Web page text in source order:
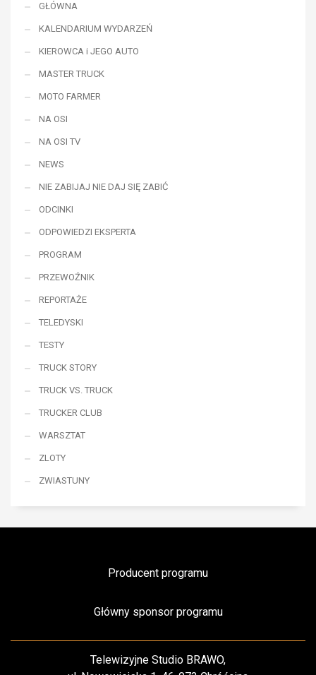
GŁÓWNA
KALENDARIUM WYDARZEŃ
KIEROWCA i JEGO AUTO
MASTER TRUCK
MOTO FARMER
NA OSI
NA OSI TV
NEWS
NIE ZABIJAJ NIE DAJ SIĘ ZABIĆ
ODCINKI
ODPOWIEDZI EKSPERTA
PROGRAM
PRZEWOŹNIK
REPORTAŻE
TELEDYSKI
TESTY
TRUCK STORY
TRUCK VS. TRUCK
TRUCKER CLUB
WARSZTAT
ZLOTY
ZWIASTUNY
Producent programu
Główny sponsor programu
Telewizyjne Studio BRAWO,